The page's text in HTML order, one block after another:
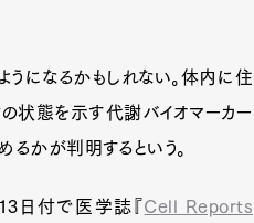
になるかもしれない。体内に住
状態を示す代謝バイオマーカー
かが判明するという。
日付で医学誌『Cell Reports